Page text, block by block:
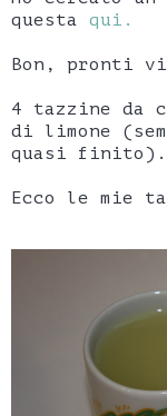
questa qui.
Bon, pronti
4 tazzine da
di limone
quasi finito).
Ecco le mie